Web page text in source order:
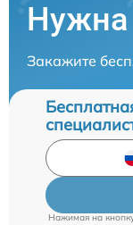
Нужна
Закажите
Нажимая на